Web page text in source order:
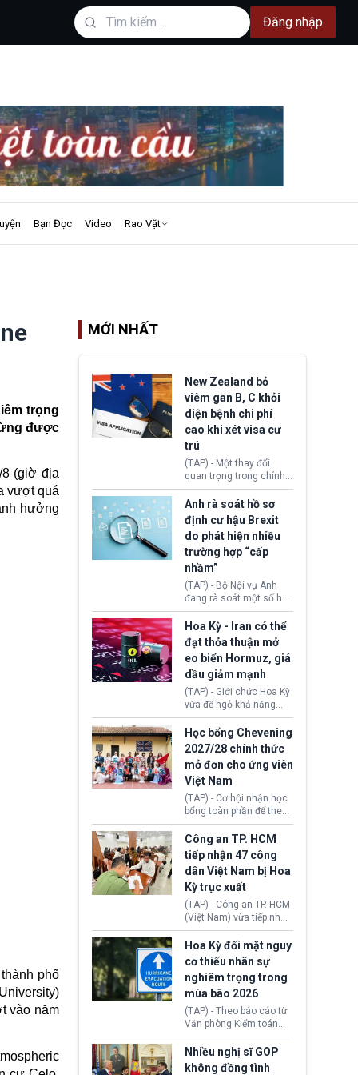
Đăng nhập
Bạn Đọc Video Rao Vặt
trọng
được
8 (giờ địa
vượt quá
hưởng
phố
vào năm
MỚI NHẤT
New Zealand bỏ
viêm gan B, C khỏi
diện bệnh chi phí
cao khi xét visa cư
trú
(TAP) - Một thay đổi
quan trọng trong chính
sách nhập cư của New
Zealand đang mở ra
thêm cơ hội cho nhiều
người muốn định cư. Từ
nay, người mắc viêm
gan B hoặc viêm gan C
sẽ không còn bị mặc
định không đáp ứng tiêu
chuẩn sức khỏe chỉ vì
chi phí điều trị khi nộp hồ
Anh rà soát hồ sơ
định cư hậu Brexit
do phát hiện nhiều
trường hợp “cấp
nhầm”
(TAP) - Bộ Nội vụ Anh
đang rà soát một số hồ
sơ thuộc Chương trình
Định cư EU (EU
Settlement Scheme -
EUSS) sau khi xác định
có trường hợp được cấp
quy chế cư trú hậu
Brexit “do nhầm lẫn”.
Động thái này làm dấy
lên lo ngại về việc thực
thi Thỏa thuận Rút khỏi
Liên minh châu Âu
(Withdrawal
Agreement).
Hoa Kỳ - Iran có thể
đạt thỏa thuận mở
eo biển Hormuz, giá
dầu giảm mạnh
(TAP) - Giới chức Hoa Kỳ
vừa để ngỏ khả năng
sớm đạt thỏa thuận với
Iran nhằm mở lại eo biển
Hormuz, mở đường cho
việc khôi phục hoạt
động hàng hải. Những
tín hiệu ngoại giao tích
cực này lập tức tác động
đến thị trường năng
lượng, kéo giá dầu thế
giới lùi sâu xuống dưới
mức 80 USD/thùng.
Học bổng Chevening
2027/28 chính thức
mở đơn cho ứng viên
Việt Nam
(TAP) - Cơ hội nhận học
bổng toàn phần để theo
học chương trình thạc sĩ
tại Vương quốc Anh đã
chính thức quay trở lại.
Học bổng Chevening
2027/28 của Chính phủ
Anh vừa mở cổng ứng
tuyển dành riêng ứng
viên Việt Nam, hỗ trợ
toàn bộ chi phí học tập
cùng nhiều quyền lợi
trong suốt một năm
học.
Công an TP. HCM
tiếp nhận 47 công
dân Việt Nam bị Hoa
Kỳ trục xuất
(TAP) - Công an TP. HCM
(Việt Nam) vừa tiếp nhận
47 công dân Việt Nam bị
Hoa Kỳ trục xuất về
nước. Đây là đợt có số
lượng lớn nhất từ đầu
năm 2026 đến nay, phản
ánh xu hướng gia tăng
các trường hợp trục
xuất.
Hoa Kỳ đối mặt nguy
cơ thiếu nhân sự
nghiêm trọng trong
mùa bão 2026
(TAP) - Theo báo cáo từ
Văn phòng Kiểm toán
Chính phủ (GAO), Cơ
quan Quản lý Khẩn cấp
Liên bang (FEMA) thuộc
Nhiều nghị sĩ GOP
không đồng tình